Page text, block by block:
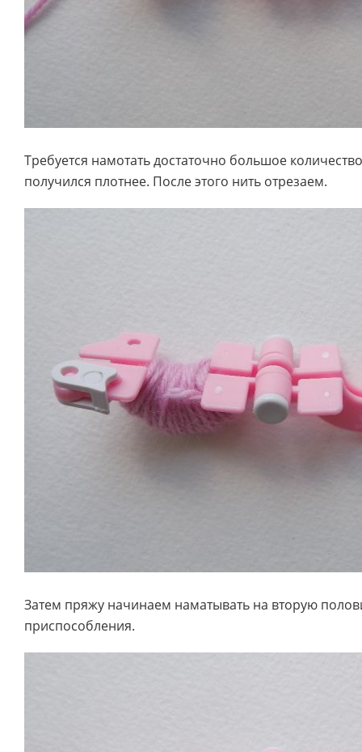
Требуется намотать достаточно большое
получился плотнее. После этого нить отрезаем.
Затем пряжу начинаем наматывать на вторую
приспособления.